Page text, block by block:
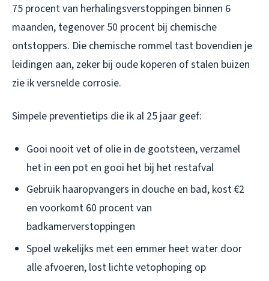
75 procent van herhalingsverstoppingen binnen 6
maanden, tegenover 50 procent bij chemische
ontstoppers. Die chemische rommel tast bovendien je
leidingen aan, zeker bij oude koperen of stalen buizen
zie ik versnelde corrosie.
Simpele preventietips die ik al 25 jaar geef:
Gooi nooit vet of olie in de gootsteen, verzamel
het in een pot en gooi het bij het restafval
Gebruik haaropvangers in douche en bad, kost €2
en voorkomt 60 procent van
badkamerverstoppingen
Spoel wekelijks met een emmer heet water door
alle afvoeren, lost lichte vetophoping op